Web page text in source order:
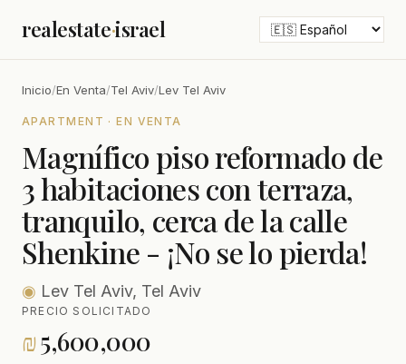
realestate·israel
Inicio/En Venta/Tel Aviv/Lev Tel Aviv
APARTMENT · EN VENTA
Magnífico piso reformado de
3 habitaciones con terraza,
tranquilo, cerca de la calle
Shenkine - ¡No se lo pierda!
◉ Lev Tel Aviv, Tel Aviv
PRECIO SOLICITADO
₪5,600,000